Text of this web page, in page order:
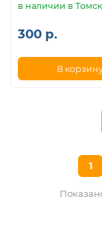
в наличии в
300 р.
В
1